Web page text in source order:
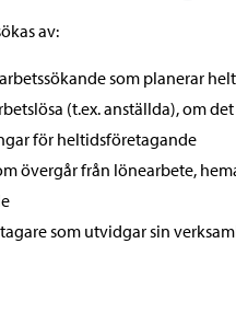
av:
som planerar
(t.ex. anställda), om
för heltidsföretagande
övergår från lönearbete,
som utvidgar sin